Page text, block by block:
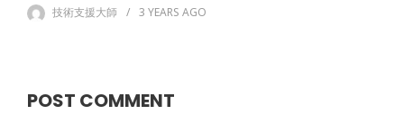
技術支援大師 3 YEARS AGO
POST COMMENT